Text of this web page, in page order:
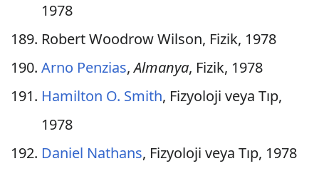
1978
Robert Woodrow Wilson, Fizik, 1978
Arno Penzias,Almanya, Fizik, 1978
Hamilton O. Smith, Fizyoloji veya Tıp,
1978
Daniel Nathans, Fizyoloji veya Tıp, 1978